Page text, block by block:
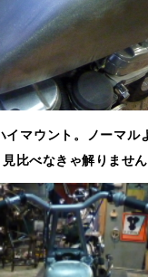
マウント。ノーマル
比べなきゃ解りません